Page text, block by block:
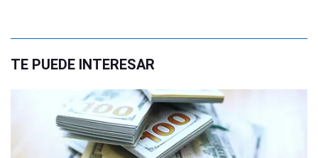
TE PUEDE INTERESAR